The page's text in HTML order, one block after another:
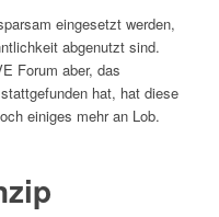
eingesetzt werden,
abgenutzt sind.
Forum aber, das
hat, hat diese
einiges mehr an Lob.